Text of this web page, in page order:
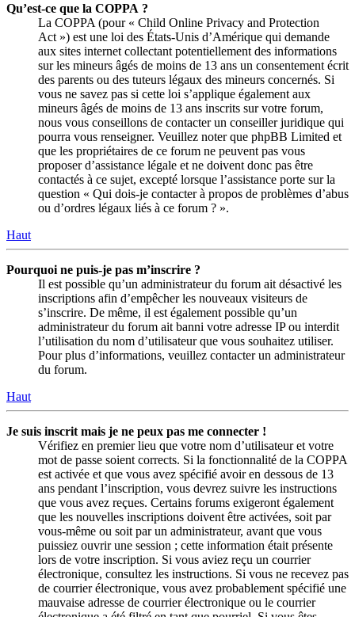
Qu’est-ce que la COPPA ?
La COPPA (pour « Child Online Privacy and Protection
Act ») est une loi des États-Unis d’Amérique qui demande
aux sites internet collectant potentiellement des informations
sur les mineurs âgés de moins de 13 ans un consentement écrit
des parents ou des tuteurs légaux des mineurs concernés. Si
vous ne savez pas si cette loi s’applique également aux
mineurs âgés de moins de 13 ans inscrits sur votre forum,
nous vous conseillons de contacter un conseiller juridique qui
pourra vous renseigner. Veuillez noter que phpBB Limited et
que les propriétaires de ce forum ne peuvent pas vous
proposer d’assistance légale et ne doivent donc pas être
contactés à ce sujet, excepté lorsque l’assistance porte sur la
question « Qui dois-je contacter à propos de problèmes d’abus
ou d’ordres légaux liés à ce forum ? ».
Haut
Pourquoi ne puis-je pas m’inscrire ?
Il est possible qu’un administrateur du forum ait désactivé les
inscriptions afin d’empêcher les nouveaux visiteurs de
s’inscrire. De même, il est également possible qu’un
administrateur du forum ait banni votre adresse IP ou interdit
l’utilisation du nom d’utilisateur que vous souhaitez utiliser.
Pour plus d’informations, veuillez contacter un administrateur
du forum.
Haut
Je suis inscrit mais je ne peux pas me connecter !
Vérifiez en premier lieu que votre nom d’utilisateur et votre
mot de passe soient corrects. Si la fonctionnalité de la COPPA
est activée et que vous avez spécifié avoir en dessous de 13
ans pendant l’inscription, vous devrez suivre les instructions
que vous avez reçues. Certains forums exigeront également
que les nouvelles inscriptions doivent être activées, soit par
vous-même ou soit par un administrateur, avant que vous
puissiez ouvrir une session ; cette information était présente
lors de votre inscription. Si vous aviez reçu un courrier
électronique, consultez les instructions. Si vous ne recevez pas
de courrier électronique, vous avez probablement spécifié une
mauvaise adresse de courrier électronique ou le courrier